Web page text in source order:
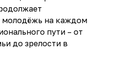
молодёжь на каждом
пути – от
до зрелости в